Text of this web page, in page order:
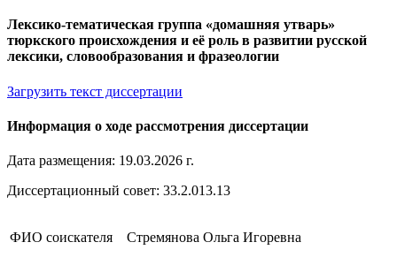
Лексико-тематическая группа «домашняя утварь»
тюркского происхождения и её роль в развитии русской
лексики, словообразования и фразеологии
Загрузить текст диссертации
Информация о ходе рассмотрения диссертации
Дата размещения: 19.03.2026 г.
Диссертационный совет: 33.2.013.13
ФИО соискателя Стремянова Ольга Игоревна